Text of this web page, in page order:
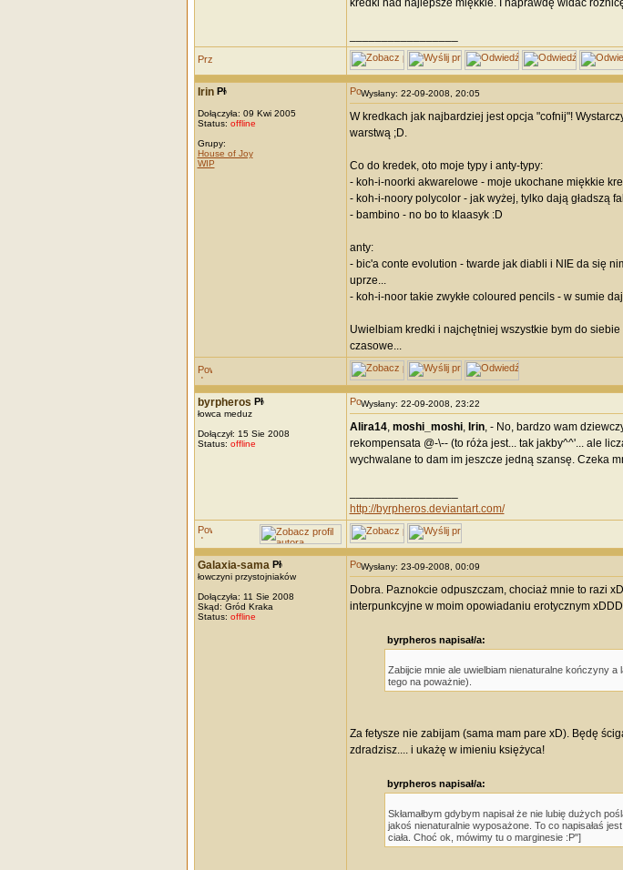
kredki nad najlepsze miękkie. I naprawdę widać
Irin
Dołączyła: 09 Kwi 2005
Status: offline
Grupy:
House of Joy
WIP
Wysłany: 22-09-2008, 20:05
W kredkach jak najbardziej jest opcja "cofnij"!
warstwą ;D.
Co do kredek, oto moje typy i anty-typy:
- koh-i-noorki akwarelowe - moje ukochane miękkie
- koh-i-noory polycolor - jak wyżej, tylko dają gładszą
- bambino - no bo to klaasyk :D
anty:
- bic'a conte evolution - twarde jak diabli i NIE da się
uprze...
- koh-i-noor takie zwykłe coloured pencils - w sumie
Uwielbiam kredki i najchętniej wszystkie bym do
czasowe...
byrpheros
łowca meduz
Dołączył: 15 Sie 2008
Status: offline
Wysłany: 22-09-2008, 23:22
Alira14, moshi_moshi, Irin, - No, bardzo wam
rekompensata @-\-- (to róża jest... tak jakby^^'... ale
wychwalane to dam im jeszcze jedną szansę. Czeka
http://byrpheros.deviantart.com/
Galaxia-sama
łowczyni przystojniaków
Dołączyła: 11 Sie 2008
Skąd: Gród Kraka
Status: offline
Wysłany: 23-09-2008, 00:09
Dobra. Paznokcie odpuszczam, chociaż mnie to razi
interpunkcyjne w moim opowiadaniu erotycznym xDDD
byrpheros napisał/a:
Zabijcie mnie ale uwielbiam nienaturalne kończyny
tego na poważnie).
Za fetysze nie zabijam (sama mam pare xD). Będę
zdradzisz.... i ukażę w imieniu księżyca!
byrpheros napisał/a:
Skłamałbym gdybym napisał że nie lubię dużych
jakoś nienaturalnie wyposażone. To co napisałaś
ciała. Choć ok, mówimy tu o marginesie :P"]